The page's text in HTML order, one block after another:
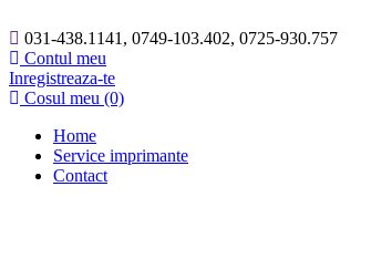
031-438.1141, 0749-103.402, 0725-930.757
Contul meu
Inregistreaza-te
Cosul meu (0)
Home
Service imprimante
Contact